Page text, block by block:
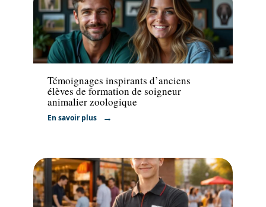
Entreprise
Témoignages inspirants d’anciens
élèves de formation de soigneur
animalier zoologique
En savoir plus